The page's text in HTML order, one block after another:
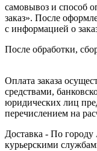
самовывоз и способ
заказ». После
с информацией о
После обработки,
Оплата заказа
средствами,
юридических лиц
перечислением на
Доставка - По
курьерскими